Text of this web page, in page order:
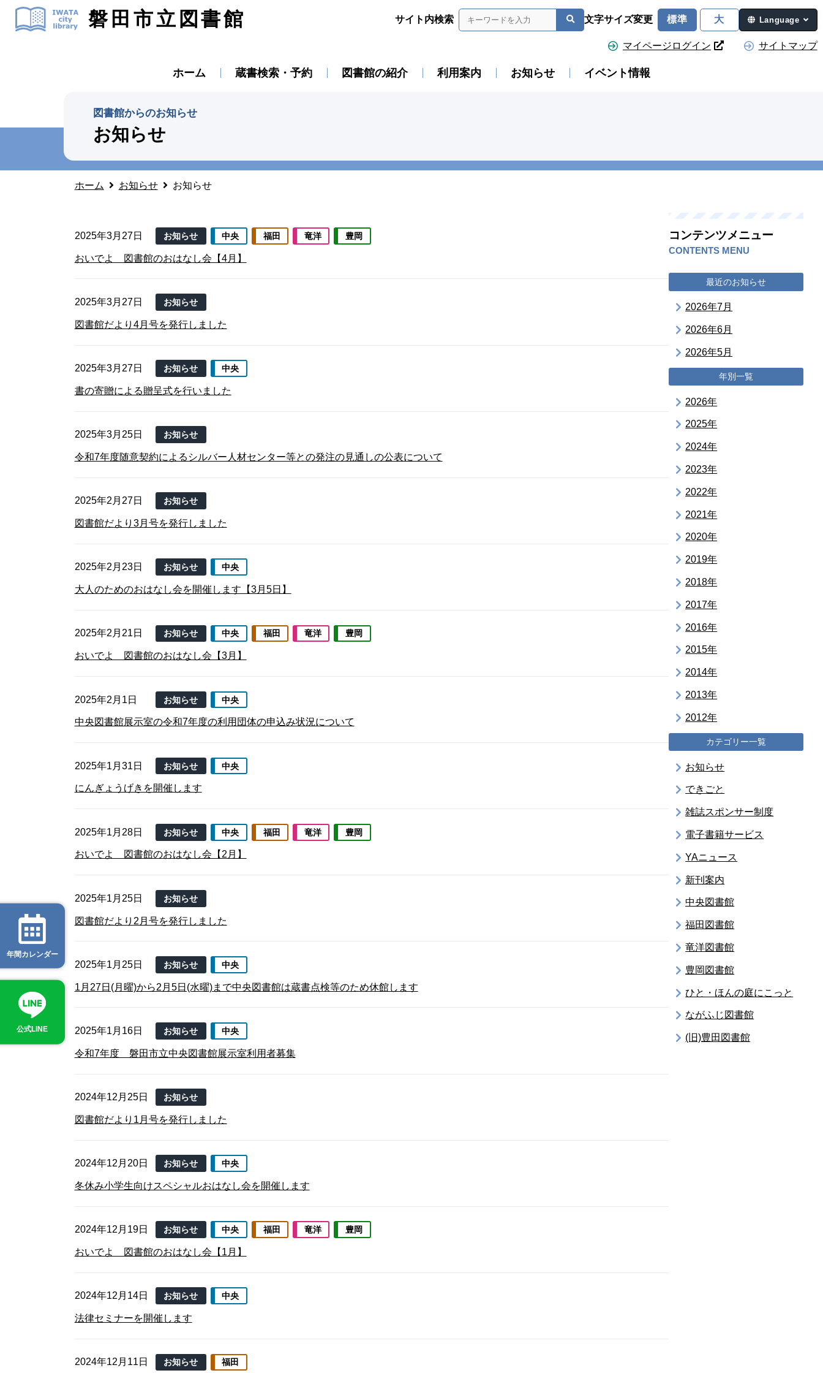
磐田市立図書館 サイト内検索 文字サイズ変更 標準 大 Language
マイページログイン サイトマップ
ホーム 蔵書検索・予約 図書館の紹介 利用案内 お知らせ イベント情報
図書館からのお知らせ
お知らせ
ホーム お知らせ お知らせ
2025年3月27日 お知らせ 中央 福田 竜洋 豊岡
おいでよ 図書館のおはなし会【4月】
2025年3月27日 お知らせ
図書館だより4月号を発行しました
2025年3月27日 お知らせ 中央
書の寄贈による贈呈式を行いました
2025年3月25日 お知らせ
令和7年度随意契約によるシルバー人材センター等との発注の見通しの公表について
2025年2月27日 お知らせ
図書館だより3月号を発行しました
2025年2月23日 お知らせ 中央
大人のためのおはなし会を開催します【3月5日】
2025年2月21日 お知らせ 中央 福田 竜洋 豊岡
おいでよ 図書館のおはなし会【3月】
2025年2月1日 お知らせ 中央
中央図書館展示室の令和7年度の利用団体の申込み状況について
2025年1月31日 お知らせ 中央
にんぎょうげきを開催します
2025年1月28日 お知らせ 中央 福田 竜洋 豊岡
おいでよ 図書館のおはなし会【2月】
2025年1月25日 お知らせ
図書館だより2月号を発行しました
2025年1月25日 お知らせ 中央
1月27日(月曜)から2月5日(水曜)まで中央図書館は蔵書点検等のため休館します
2025年1月16日 お知らせ 中央
令和7年度 磐田市立中央図書館展示室利用者募集
2024年12月25日 お知らせ
図書館だより1月号を発行しました
2024年12月20日 お知らせ 中央
冬休み小学生向けスペシャルおはなし会を開催します
2024年12月19日 お知らせ 中央 福田 竜洋 豊岡
おいでよ 図書館のおはなし会【1月】
2024年12月14日 お知らせ 中央
法律セミナーを開催します
2024年12月11日 お知らせ 福田
コンテンツメニュー
CONTENTS MENU
最近のお知らせ
2026年7月
2026年6月
2026年5月
年別一覧
2026年
2025年
2024年
2023年
2022年
2021年
2020年
2019年
2018年
2017年
2016年
2015年
2014年
2013年
2012年
カテゴリー一覧
お知らせ
できごと
雑誌スポンサー制度
電子書籍サービス
YAニュース
新刊案内
中央図書館
福田図書館
竜洋図書館
豊岡図書館
ひと・ほんの庭にこっと
ながふじ図書館
(旧)豊田図書館
年間カレンダー
公式LINE